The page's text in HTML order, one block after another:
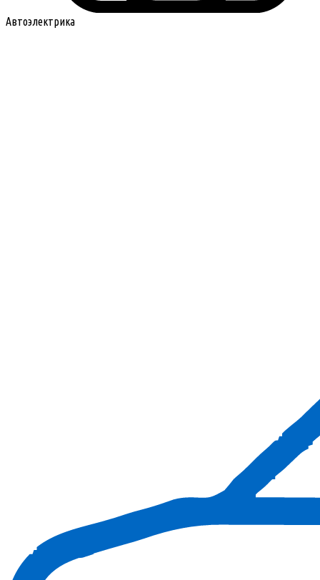
Автоэлектрика